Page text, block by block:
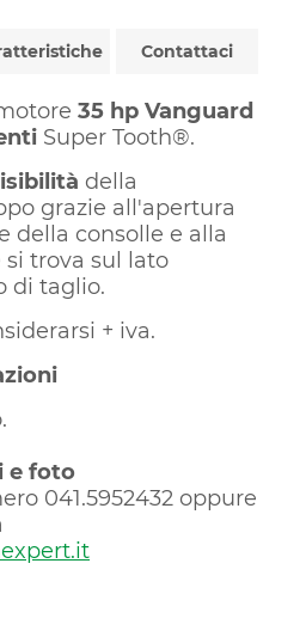
Contattaci
35 hp Vanguard
Super Tooth®.
della
grazie all'apertura
della consolle e alla
trova sul lato
di taglio.
+ iva.
e foto
041.5952432 oppure